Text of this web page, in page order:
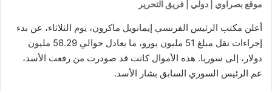
موقع بصراوي | دولي | فريق التحرير
أعلن مكتب الرئيس الفرنسي إيمانويل ماكرون، يوم الثلاثاء، عن بدء
إجراءات نقل مبلغ 51 مليون يورو، ما يعادل حوالي 58.29 مليون
دولار، إلى سوريا. هذه الأموال كانت قد صودرت من رفعت الأسد،
عم الرئيس السوري السابق بشار الأسد.